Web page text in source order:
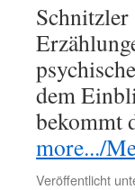
Schnitzler
dem
bekommt
more.../
Veröffentlicht